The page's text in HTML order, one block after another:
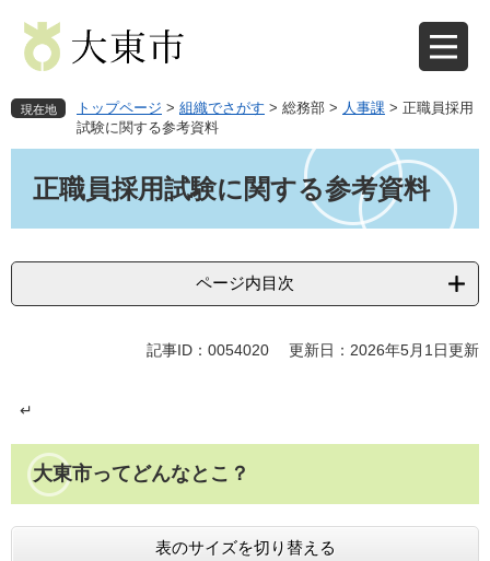
先
で
を
ば
へ
現在地 トップページ > 組織でさがす > 総務部 > 人事課 > 正職員採用
試験に関する参考資料
正職員採用試験に関する参考資料
ページ内目次
記事ID：0054020 更新日：2026年5月1日更新
↵
大東市ってどんなとこ？
表のサイズを切り替える